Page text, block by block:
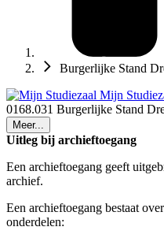
Burgerlijke Stand
Mijn
0168.031 Burgerlijke Stand
Meer...
Uitleg bij archieftoegang
Een archieftoegang geeft
archief.
Een archieftoegang bestaat
onderdelen: